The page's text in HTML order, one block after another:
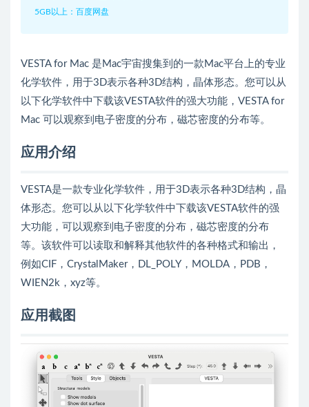
5GB以上：百度网盘
VESTA for Mac 是Mac宇宙搜集到的一款Mac平台上的专业
化学软件，用于3D表示各种3D结构，晶体形态。您可以从
以下化学软件中下载该VESTA软件的强大功能，VESTA for
Mac 可以观察到电子密度的分布，磁芯密度的分布等。
应用介绍
VESTA是一款专业化学软件，用于3D表示各种3D结构，晶
体形态。您可以从以下化学软件中下载该VESTA软件的强
大功能，可以观察到电子密度的分布，磁芯密度的分布
等。该软件可以读取和解释其他软件的各种格式和输出，
例如CIF，CrystalMaker，DL_POLY，MOLDA，PDB，
WIEN2k，xyz等。
应用截图